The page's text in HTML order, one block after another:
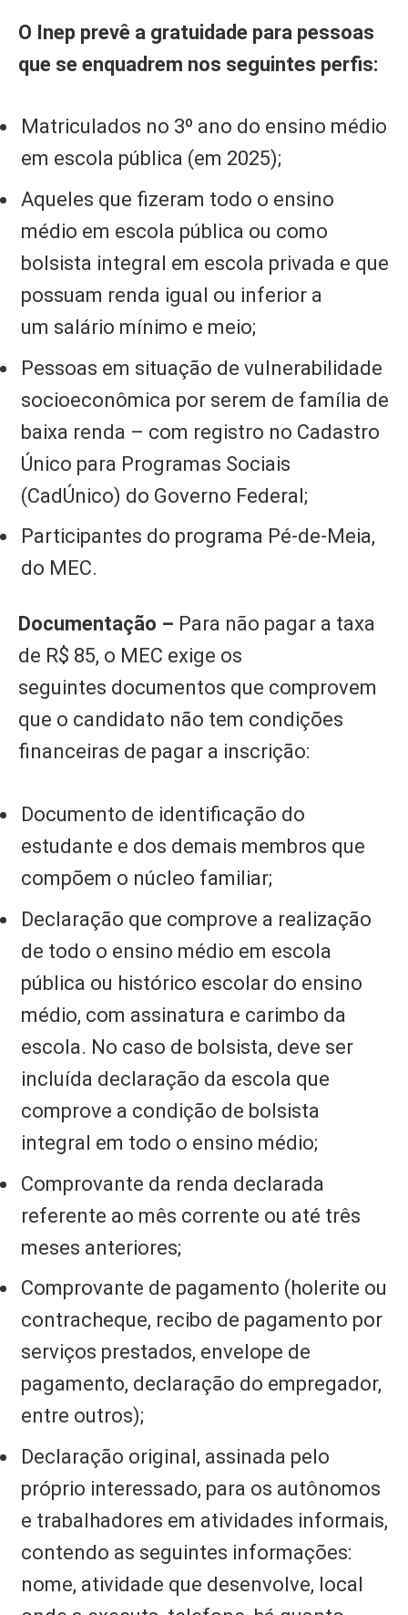
O Inep prevê a gratuidade para pessoas
que se enquadrem nos seguintes perfis:
Matriculados no 3º ano do ensino médio
em escola pública (em 2025);
Aqueles que fizeram todo o ensino
médio em escola pública ou como
bolsista integral em escola privada e que
possuam renda igual ou inferior a
um salário mínimo e meio;
Pessoas em situação de vulnerabilidade
socioeconômica por serem de família de
baixa renda – com registro no Cadastro
Único para Programas Sociais
(CadÚnico) do Governo Federal;
Participantes do programa Pé-de-Meia,
do MEC.
Documentação – Para não pagar a taxa
de R$ 85, o MEC exige os
seguintes documentos que comprovem
que o candidato não tem condições
financeiras de pagar a inscrição:
Documento de identificação do
estudante e dos demais membros que
compõem o núcleo familiar;
Declaração que comprove a realização
de todo o ensino médio em escola
pública ou histórico escolar do ensino
médio, com assinatura e carimbo da
escola. No caso de bolsista, deve ser
incluída declaração da escola que
comprove a condição de bolsista
integral em todo o ensino médio;
Comprovante da renda declarada
referente ao mês corrente ou até três
meses anteriores;
Comprovante de pagamento (holerite ou
contracheque, recibo de pagamento por
serviços prestados, envelope de
pagamento, declaração do empregador,
entre outros);
Declaração original, assinada pelo
próprio interessado, para os autônomos
e trabalhadores em atividades informais,
contendo as seguintes informações:
nome, atividade que desenvolve, local